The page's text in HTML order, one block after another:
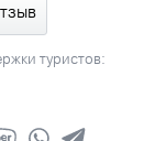
туристов: